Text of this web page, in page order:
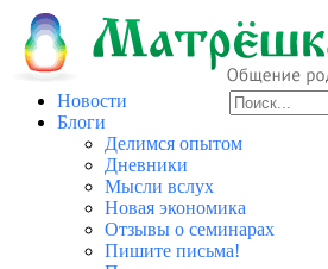
Новости
Блоги
Делимся опытом
Дневники
Мысли вслух
Новая экономика
Отзывы о семинарах
Пишите письма!